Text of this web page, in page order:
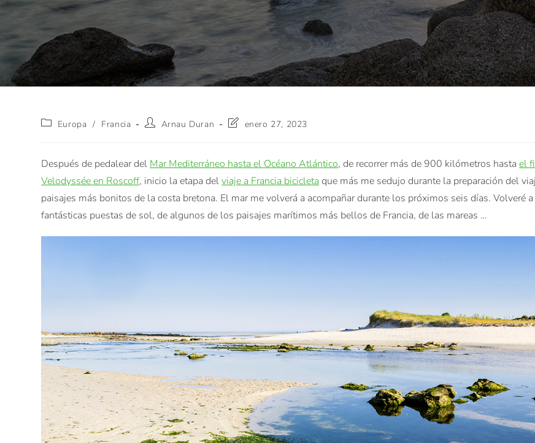
Europa / Francia Arnau Duran enero 27, 2023
Después de pedalear del Mar Mediterráneo hasta el Océano Atlántico, de recorrer más de 900 kilómetros hastael
Velodyssée en Roscoff, inicio la etapa delviaje a Francia bicicleta que más me sedujo durante la preparación del
paisajes más bonitos de la costa bretona. El mar me volverá a acompañar durante los próximos seis días. Volveré
fantásticas puestas de sol, de algunos de los paisajes marítimos más bellos de Francia, de las mareas …